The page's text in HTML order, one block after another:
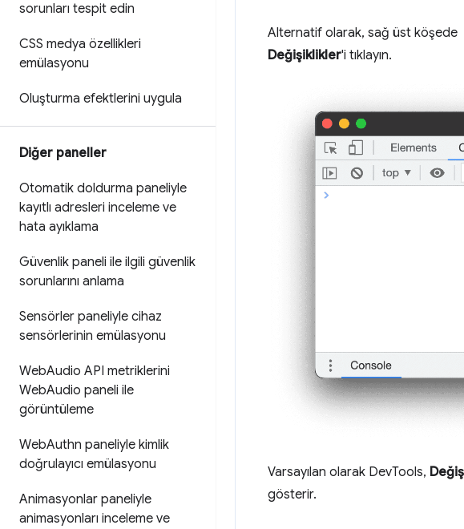
sorunları tespit edin
CSS medya özellikleri
emülasyonu
Oluşturma efektlerini uygula
Diğer paneller
Otomatik doldurma paneliyle
kayıtlı adresleri inceleme ve
hata ayıklama
Güvenlik paneli ile ilgili güvenlik
sorunlarını anlama
Sensörler paneliyle cihaz
sensörlerinin emülasyonu
WebAudio API metriklerini
WebAudio paneli ile
görüntüleme
WebAuthn paneliyle kimlik
doğrulayıcı emülasyonu
Animasyonlar paneliyle
animasyonları inceleme ve
Alternatif olarak, sağ üst köşede
Değişiklikler'i tıklayın.
Varsayılan olarak DevTools,
gösterir.